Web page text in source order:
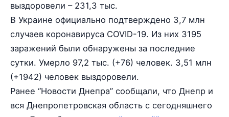
выздоровели – 231,3 тыс.
В Украине официально подтверждено 3,7 млн
cлучаев коронавируса COVID-19. Из них 3195
заражений были обнаружены за последние
сутки. Умерло 97,2 тыс. (+76) человек. 3,51 млн
(+1942) человек выздоровели.
Ранее “Новости Днепра” сообщали, что Днепр и
вся Днепропетровская область с сегодняшнего